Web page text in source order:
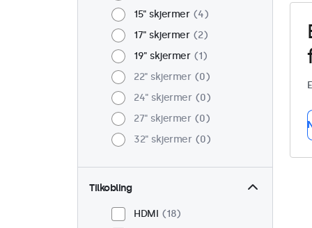
15" skjermer
4
17" skjermer
2
19" skjermer
1
22" skjermer
0
24" skjermer
0
27" skjermer
0
32" skjermer
0
Tilkobling
HDMI
18